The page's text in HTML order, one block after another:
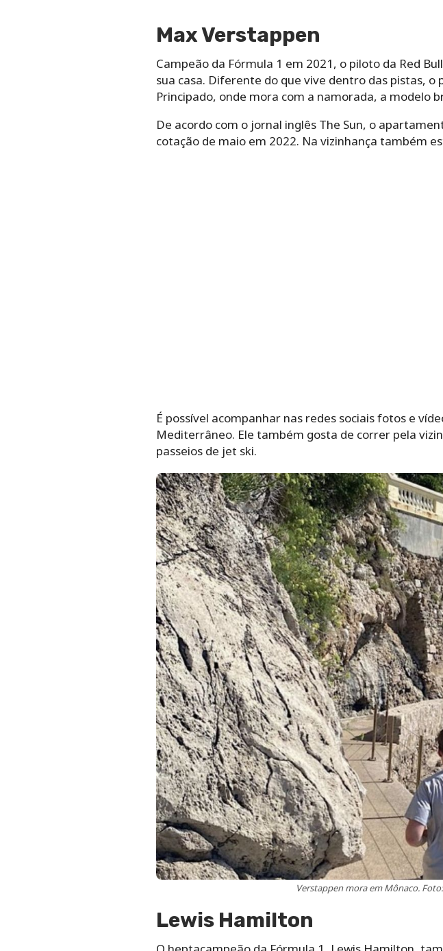
Max Verstappen
Campeão da Fórmula 1 em 2021, o piloto da Red
sua casa. Diferente do que vive dentro das pistas,
Principado, onde mora com a namorada, a modelo
De acordo com o jornal inglês The Sun, o
cotação de maio em 2022. Na vizinhança também
É possível acompanhar nas redes sociais fotos e
Mediterrâneo. Ele também gosta de correr pela
passeios de jet ski.
Verstappen mora em Mônaco.
Lewis Hamilton